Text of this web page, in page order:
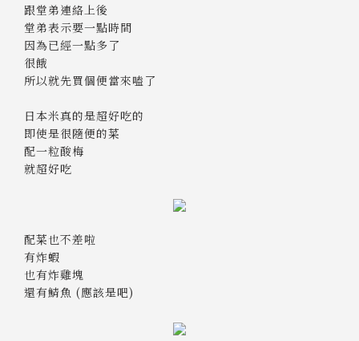
跟堂弟連絡上後
堂弟表示要一點時間
因為已經一點多了
很餓
所以就先買個便當來嗑了
日本米真的是超好吃的
即使是很隨便的菜
配一粒酸梅
就超好吃
配菜也不差啦
有炸蝦
也有炸雞塊
還有鯖魚 (應該是吧)